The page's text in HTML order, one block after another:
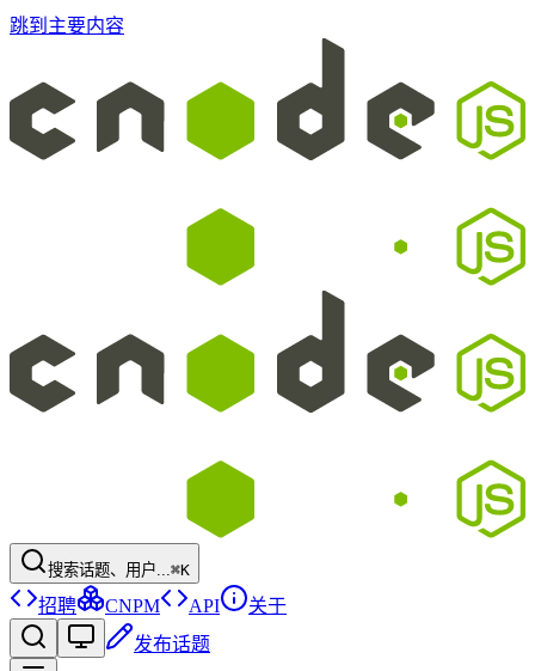
跳到主要内容
搜索话题、用户...⌘K
招聘 CNPM API
关于
发布话题